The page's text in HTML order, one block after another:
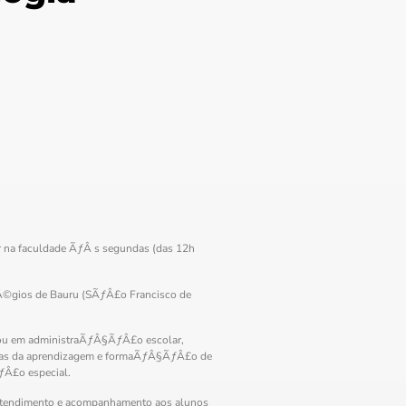
faculdade ÃƒÂ s segundas (das 12h
de Bauru (SÃƒÂ£o Francisco de
em administraÃƒÂ§ÃƒÂ£o escolar,
da aprendizagem e formaÃƒÂ§ÃƒÂ£o de
especial.
e acompanhamento aos alunos